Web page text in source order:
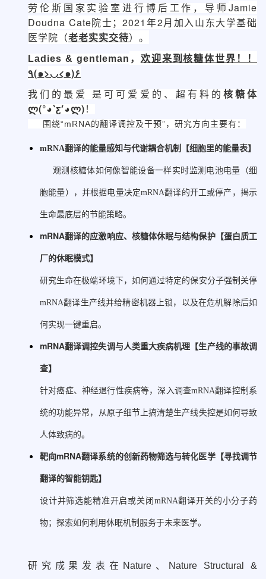
劳伦斯国家实验室进行博后工作，导师 Jamie
Doudna Cate院士；2021年2月加入山东大学基础
医学院（老老实实交待）。
Ladies & gentleman ， 欢迎来到核糖体世界！！
٩(๑>◡<๑)۶
我们的最爱 是可可爱爱的、超有料的 核糖体
ლ(°◕‵ƹ′◕ლ) ！
围绕“mRNA的翻译调控及干预”，研究方向主要有：
mRNA翻译的能量感知与代谢耦合机制【细胞里的能量表】
观测核糖体如何像智能设备一样实时监测电池电量（细
胞能量），并根据电量决定mRNA翻译的开工或停产，揭示
生命最底层的节能策略。
mRNA翻译的应激响应、核糖体休眠与结构保护【蛋白质工
厂的休眠模式】
研究生命在极端环境下，如何通过特定的保安分子强制关停
mRNA翻译生产线并给精密机器上锁，以及在危机解除后如
何实现一键重启。
mRNA翻译调控失调与人类重大疾病机理 【生产线的事故调
查】
针对癌症、神经退行性疾病等，深入调查mRNA翻译控制系
统的功能异常，从原子细节上搞清楚生产线失控是如何导致
人体致病的。
靶向mRNA翻译系统的创新药物筛选与转化医学【寻找调节
翻译的智能钥匙】
设计并筛选能精准开启或关闭mRNA翻译开关的小分子药
物；探索如何利用休眠机制服务于未来医学。
研究成果发表在 Nature、 Nature Structural &